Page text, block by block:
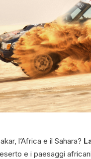
l’Africa e il Sahara?
e i paesaggi